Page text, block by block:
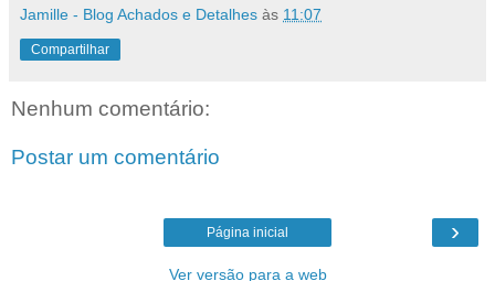
Jamille - Blog Achados e Detalhes às 11:07
Compartilhar
Nenhum comentário:
Postar um comentário
›
Página inicial
Ver versão para a web